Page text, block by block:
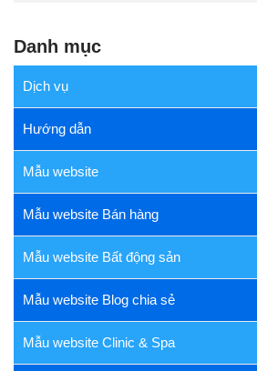
Danh mục
Dịch vụ
Hướng dẫn
Mẫu website
Mẫu website Bán hàng
Mẫu website Bất động sản
Mẫu website Blog chia sẻ
Mẫu website Clinic & Spa